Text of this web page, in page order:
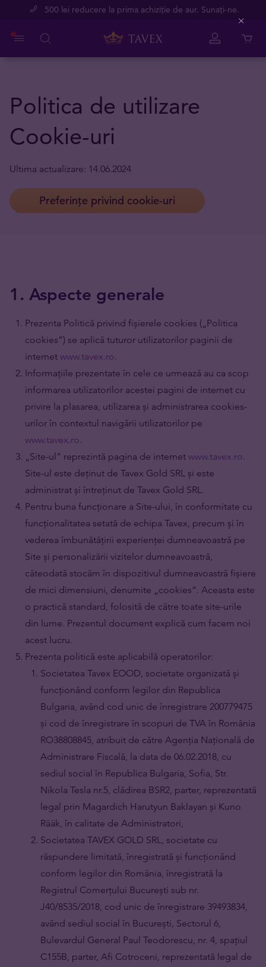
500 lei reducere la prima achiziție de aur. Sunați-ne.
Politica de utilizare
Cookie-uri
Ultima actualizare: 14.06.2024
Preferințe privind cookie-uri
1. Aspecte generale
Prezenta Politică privind fișierele cookies („Politica
cookies”) se aplică tuturor utilizatorilor paginii de
internet www.tavex.ro.
Informațiile prezentate în cele ce urmează au ca scop
informarea utilizatorilor acestei pagini de internet cu
privire la plasarea, utilizarea și administrarea cookies-
urilor în contextul navigării utilizatorilor pe
www.tavex.ro.
„Site-ul” reprezintă pagina de internet www.tavex.ro.
Site-ul este deținut de Tavex Gold SRL și este
administrat și întreținut de Tavex Gold SRL.
Pentru buna funcționare a Site-ului, în conformitate cu
funcționalitatea setată de echipa Tavex, precum și în
vederea îmbunătățirii experienței dumneavoastră pe
Site și personalizării vizitelor dumneavoastră,
câteodată stocăm în dispozitivul dumneavoastră fișiere
de mici dimensiuni, denumite „cookies“. Aceasta este
o practică standard, folosită de către toate site-urile
din lume. Prezentul document explică cum facem noi
acest lucru.
Prezenta politică este aplicabilă operatorilor:
Societatea Tavex EOOD, societate organizată și
funcționând conform legilor din Republica
Bulgaria, având cod unic de înregistrare 200779475
și cod de înregistrare în scopuri de TVA în România
RO38808845, atribuit de către Agenția Națională de
Administrare Fiscală, la data de 06.02.2018, cu
sediul social în Republica Bulgaria, Sofia, Str.
Nikola Tesla nr.5, clădirea BSR2, parter, reprezentată
legal prin Magardich Harutyun Baklayan și Kuno
Rääk, în calitate de Administratori,
Societatea TAVEX GOLD SRL, societate cu
răspundere limitată, înregistrată și funcționând
conform legilor din România, înregistrată la
Registrul Comerțului București sub nr.
J40/8535/2018, cod unic de înregistrare 39493834,
având sediul social în București, Sectorul 6,
Bulevardul General Paul Teodorescu, nr. 4, spațiul
C155B, parter, Afi Cotroceni, reprezentată legal de
Close